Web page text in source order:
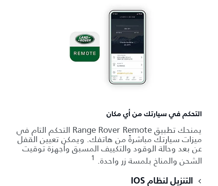
التحكم في سيارتك من أي مكان
يمنحك تطبيق Range Rover Remote التحكم التام في
ميزات سيارتك مباشرةً من هاتفك. ويمكن تعيين القفل
عن بعد وحالة الوقود والتكييف المسبق وأجهزة توقيت
الشحن والمناخ بلمسة زر واحدة. 1
التنزيل لنظام IOS